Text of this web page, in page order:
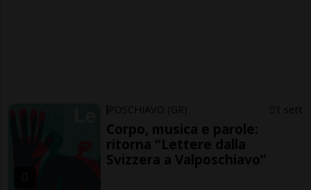
POSCHIAVO (GR) 1 sett
Corpo, musica e parole:
ritorna “Lettere dalla
Svizzera a Valposchiavo”